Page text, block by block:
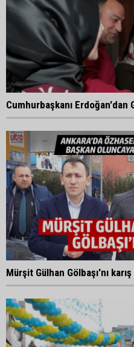
Cumhurbaşkanı Erdoğan'dan
Mürşit Gülhan Gölbaşı'nı